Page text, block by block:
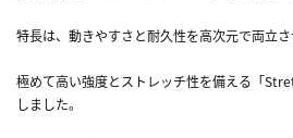
特長は、動きやすさと耐久性を高次元で両立さ
極めて高い強度とストレッチ性を備える「
しました。